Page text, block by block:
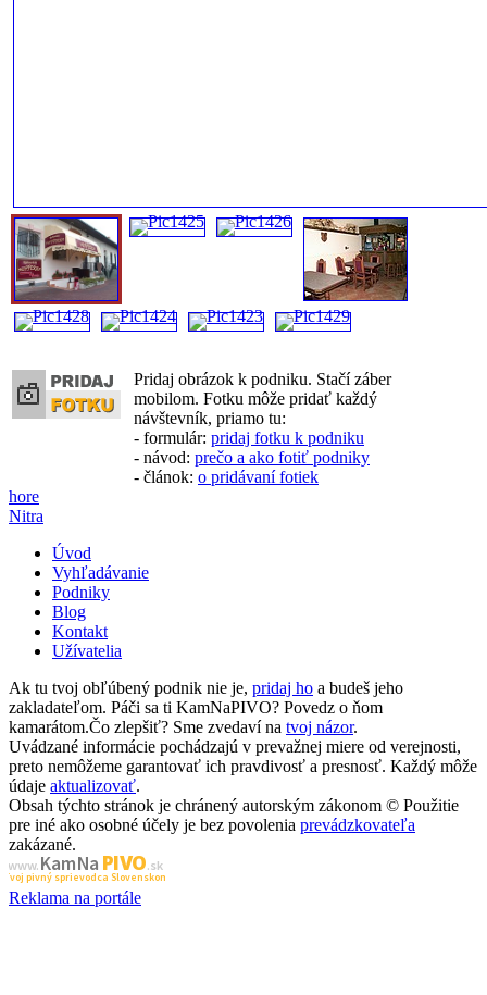
Pridaj obrázok k podniku. Stačí záber
mobilom. Fotku môže pridať každý
návštevník, priamo tu:
- formulár: pridaj fotku k podniku
- návod: prečo a ako fotiť podniky
- článok: o pridávaní fotiek
hore
Nitra
Úvod
Vyhľadávanie
Podniky
Blog
Kontakt
Užívatelia
Ak tu tvoj obľúbený podnik nie je, pridaj ho a budeš jeho
zakladateľom. Páči sa ti KamNaPIVO? Povedz o ňom
kamarátom.Čo zlepšiť? Sme zvedaví na tvoj názor.
Uvádzané informácie pochádzajú v prevažnej miere od verejnosti,
preto nemôžeme garantovať ich pravdivosť a presnosť. Každý môže
údaje aktualizovať.
Obsah týchto stránok je chránený autorským zákonom © Použitie
pre iné ako osobné účely je bez povolenia prevádzkovateľa
zakázané.
www.Kam Na PIVO.sk
Tvoj pivný sprievodca Slovenskom
Reklama na portále